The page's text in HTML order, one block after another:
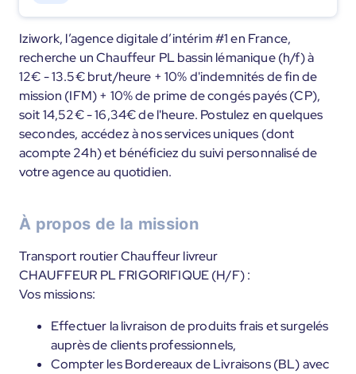
Iziwork, l’agence digitale d’intérim #1 en France,
recherche un Chauffeur PL bassin lémanique (h/f) à
12€ - 13.5€ brut/heure + 10% d'indemnités de fin de
mission (IFM) + 10% de prime de congés payés (CP),
soit 14,52€ - 16,34€ de l'heure. Postulez en quelques
secondes, accédez à nos services uniques (dont
acompte 24h) et bénéficiez du suivi personnalisé de
votre agence au quotidien.
À propos de la mission
Transport routier Chauffeur livreur
CHAUFFEUR PL FRIGORIFIQUE (H/F) :
Vos missions:
Effectuer la livraison de produits frais et surgelés
auprès de clients professionnels,
Compter les Bordereaux de Livraisons (BL) avec